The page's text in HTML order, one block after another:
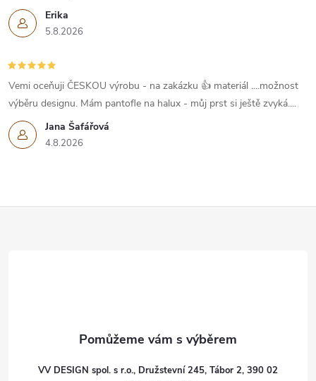
Erika
5.8.2026
Jana Šafářová
4.8.2026
Vemi oceňuji ČESKOU výrobu - na zakázku 👍 materiál ....možnost
výběru designu. Mám pantofle na halux - můj prst si ještě zvyká....
VV DESIGN spol. s r.o., Družstevní 245, Tábor 2, 390 02